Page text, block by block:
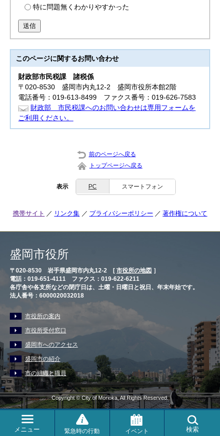
特に問題無くわかりやすかった
送信
このページに関するお問い合わせ
財政部市民税課 諸税係
〒020-8530 盛岡市内丸12-2 盛岡市役所本館2階
電話番号：019-613-8499 ファクス番号：019-626-7583
財政部 市民税課へのお問い合わせは専用フォームを
ご利用ください。
前のページへ戻る
トップページへ戻る
表示 PC スマートフォン
メニュー 緊急時の行動 イベント 検索
携帯サイト リンク集 プライバシーポリシー 著作権について
盛岡市役所
〒020-8530 岩手県盛岡市内丸12-2 [ 市役所の地図 ］
電話：019-651-4111 ファクス：019-622-6211
各庁舎や各支所などの閉庁日は、土曜・日曜日と祝日、年末年始です。
法人番号：6000020032018
市役所の案内
市役所受付窓口
盛岡市へのアクセス
盛岡市の紹介
市の組織と職員
Copyright © City of Morioka, All Rights Reserved.